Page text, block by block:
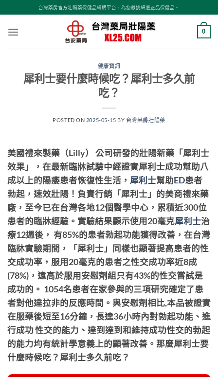
轉
台灣藥房官方壯陽藥保健品網購平台，為您嚴挑細選正品保健品。
0
健康資訊
犀利士要什麼時候吃？犀利士多久前
吃？
POSTED ON 2025-05-15 BY 台灣藥房壯陽藥
美國禮來製藥（Lilly） 公司研發的壯陽新藥「犀利士
效果」，在最新臨牀試驗中經證實犀利士成功幫助八
成以上的陽痿患者恢復性生活， 犀利士幫助ED患者
勃起，速效壯陽！負責行銷「犀利士」的美商禮來藥
廠，至今已在台灣各地12個醫學中心，累積近300位
患者的臨牀經驗。實驗結果顯示使用20毫克犀利士治
療12週後， 有85%的患者勃起功能獲得改善，在台灣
臨牀實驗期間，「犀利士」同樣也顯著提高患者的性
交成功率，服用20毫克的患者之性交成功率近8成
(78%)，遠高於服用安慰劑組只有43%的性交嘗試是
成功的。 1054名患者在家參與的三項研究確定了患
者對他達拉非的反應時間。與安慰劑相比,本品被證實
在服藥後短至16分鐘，長達36小時內對勃起功能、進
行成功 性交的能力、達到達到和維持成功性交的勃起
的能力均有統計學意義上的顯著改善。那麼犀利士要
什麼時候吃？犀利士多久前吃？